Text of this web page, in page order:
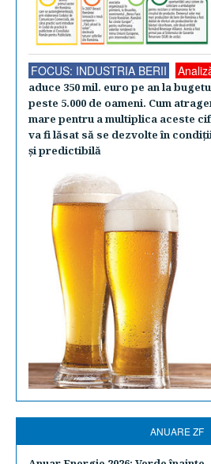
FOCUS: INDUSTRIA BERII
aduce 350 mil. euro pe an la
peste 5.000 de oameni. Cum
mare pentru a multiplica aceste
va fi lăsat să se dezvolte în
şi predictibilă
ANUARE ZF